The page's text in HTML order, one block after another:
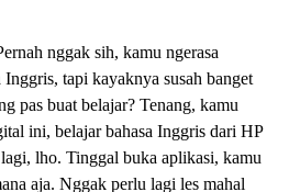
nggak sih, kamu ngerasa
Inggris, tapi kayaknya susah banget
pas buat belajar? Tenang, kamu
ini, belajar bahasa Inggris dari HP
lho. Tinggal buka aplikasi, kamu
aja. Nggak perlu lagi les mahal